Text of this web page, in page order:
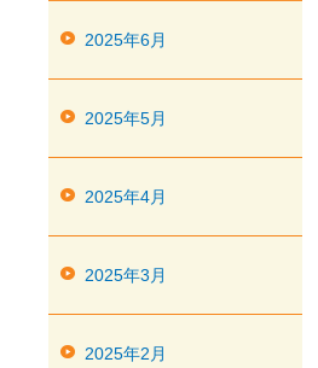
2025年6月
2025年5月
2025年4月
2025年3月
2025年2月